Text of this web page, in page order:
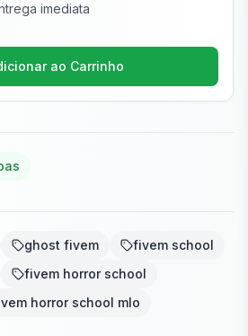
imediata
ao Carrinho
ghost fivem
fivem school
fivem horror school
horror school mlo